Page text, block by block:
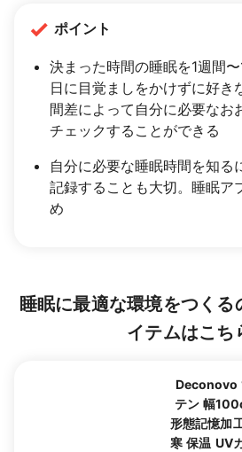
ポイント
決まった時間の睡眠を1週間
日に目覚ましをかけずに好き
間差によって自分に必要なお
チェックすることができる
自分に必要な睡眠時間を知る
記録することも大切。睡眠ア
め
睡眠に最適な環境をつく
イテムはこち
Deconovo
テン 幅
形態記憶加
寒 保温 UV